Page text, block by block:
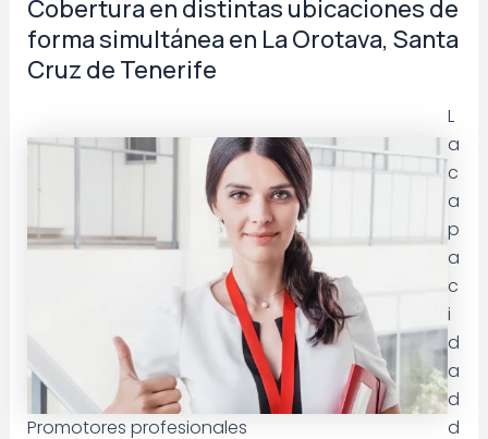
Cobertura en distintas ubicaciones de
forma simultánea en La Orotava, Santa
Cruz de Tenerife
Promotores profesionales
L
a
c
a
p
a
c
i
d
a
d
d